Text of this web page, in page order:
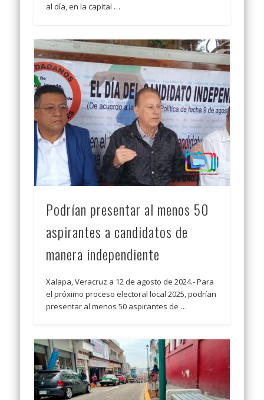
al día, en la capital …
Podrían presentar al menos 50
aspirantes a candidatos de
manera independiente
Xalapa, Veracruz a 12 de agosto de 2024.- Para
el próximo proceso electoral local 2025, podrían
presentar al menos 50 aspirantes de …